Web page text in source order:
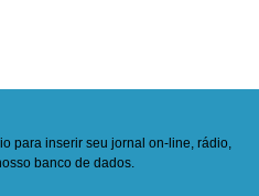
para inserir seu jornal on-line, rádio,
banco de dados.